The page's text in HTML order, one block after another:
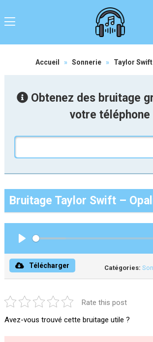
Accueil » Sonnerie » Taylor
Obtenez des bruitage
votre téléphone
Bruitage Taylor Swift –
Télécharger Catégories:
Rate this post
Avez-vous trouvé cette bruitage utile ?